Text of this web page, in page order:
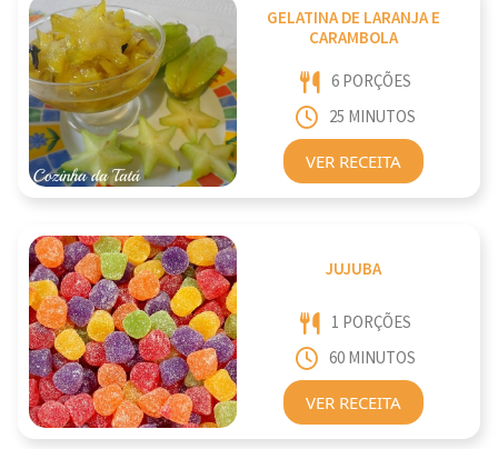
GELATINA DE LARANJA E
CARAMBOLA
6 PORÇÕES
25 MINUTOS
VER RECEITA
JUJUBA
1 PORÇÕES
60 MINUTOS
VER RECEITA